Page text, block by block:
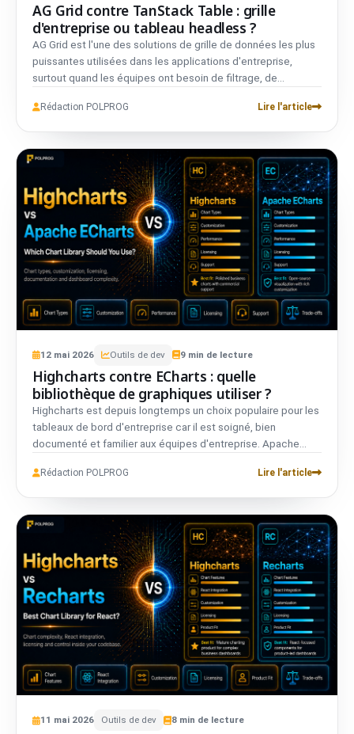
AG Grid contre TanStack Table : grille
d'entreprise ou tableau headless ?
AG Grid est l'une des solutions de grille de données les plus
puissantes utilisées dans les applications d'entreprise,
surtout quand les équipes ont besoin de filtrage, de
de type tableur avancés. TanStack Table adopte l'approche
complète, AG Grid peut en valoir la peine. Si vous avez
besoin de tableaux sur mesure sans la charge d'une licence
d'entreprise, TanStack Table peut être la fondation la plus
avisée.
Rédaction POLPROG Lire l'article
12 mai 2026 Outils de dev 9 min de lecture
Highcharts contre ECharts : quelle
bibliothèque de graphiques utiliser ?
Highcharts est depuis longtemps un choix populaire pour les
tableaux de bord d'entreprise car il est soigné, bien
documenté et familier aux équipes d'entreprise. Apache
types de graphiques riches, une forte personnalisation et
support commercial et la familiarité, ou voulez-vous réduire
le coût de licence tout en gardant des capacités de
visualisation avancées pour des tableaux de bord interactifs
complexes ?
Rédaction POLPROG Lire l'article
11 mai 2026 Outils de dev 8 min de lecture